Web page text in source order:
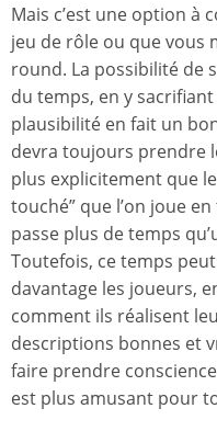
Mais c’est une option à
jeu de rôle ou que vous
round. La possibilité de
du temps, en y
plausibilité en fait un
devra toujours prendre
plus explicitement que
touché” que l’on joue
passe plus de temps
Toutefois, ce temps
davantage les joueurs,
comment ils réalisent
descriptions bonnes et
faire prendre
est plus amusant pour